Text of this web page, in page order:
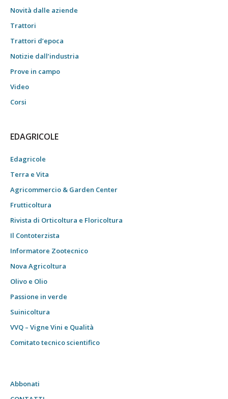
Novità dalle aziende
Trattori
Trattori d’epoca
Notizie dall’industria
Prove in campo
Video
Corsi
EDAGRICOLE
Edagricole
Terra e Vita
Agricommercio & Garden Center
Frutticoltura
Rivista di Orticoltura e Floricoltura
Il Contoterzista
Informatore Zootecnico
Nova Agricoltura
Olivo e Olio
Passione in verde
Suinicoltura
VVQ – Vigne Vini e Qualità
Comitato tecnico scientifico
Abbonati